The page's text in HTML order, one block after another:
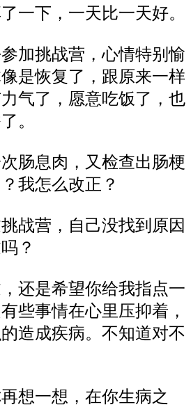
一下，一天比一天好。
参加挑战营，心情特别愉
是恢复了，跟原来一样
气了，愿意吃饭了，也
。
肠息肉，又检查出肠梗
我怎么改正？
战营 ， 自己没找到原因
？
还是希望你给我指点一
些事情在心里压抑着，
造成疾病。不知道对不
想一想，在你生病之